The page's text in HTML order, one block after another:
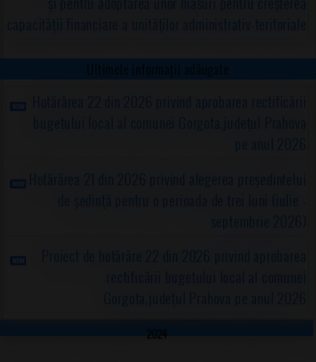
capacităţii financiare a unităţilor administrativ-teritoriale
Ultimele informații adăugate
Hotărârea 22 din 2026 privind aprobarea rectificării
bugetului local al comunei Gorgota,judeţul Prahova
pe anul 2026
Hotărârea 21 din 2026 privind alegerea preşedintelui
de şedinţă pentru o perioada de trei luni (iulie -
septembrie 2026)
Proiect de hotărâre 22 din 2026 privind aprobarea
rectificării bugetului local al comunei
Gorgota,judeţul Prahova pe anul 2026
2024